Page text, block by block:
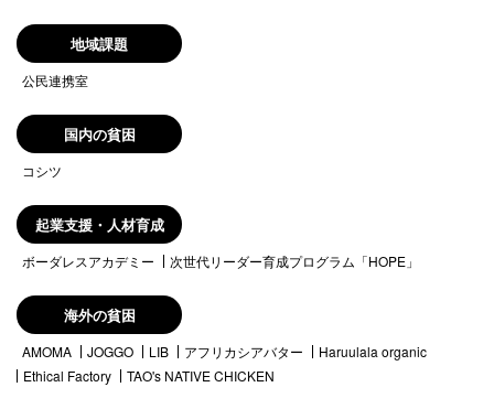
地域課題
公民連携室
国内の貧困
コシツ
起業支援・人材育成
ボーダレスアカデミー 次世代リーダー育成プログラム「HOPE」
海外の貧困
AMOMA JOGGO LIB アフリカシアバター
Haruulala organic
Ethical Factory
TAO's NATIVE CHICKEN